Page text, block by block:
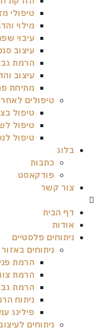
טיפולי
מילוי
עיבוי
עיצוב סנטר
הרמת גבות
עיצוב
מתיחת
טיפולים לאחר
טיפול
טיפול
טיפול
בלוג
כתבות
פודקאסט
צור קשר
דף הבית
אודות
ניתוחים פלסטיים
ניתוחים באזור
הרמת פנים
הרמת צוואר
הרמת גבות
ניתוח
פילינג עמוק
ניתוחים לעיצוב